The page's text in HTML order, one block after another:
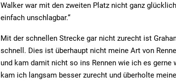
Walker war mit den zweiten Platz nicht ganz
einfach unschlagbar.“
Mit der schnellen Strecke gar nicht zurecht ist
schnell. Dies ist überhaupt nicht meine Art von
und kam damit nicht so ins Rennen wie ich es
kam ich langsam besser zurecht und überholte